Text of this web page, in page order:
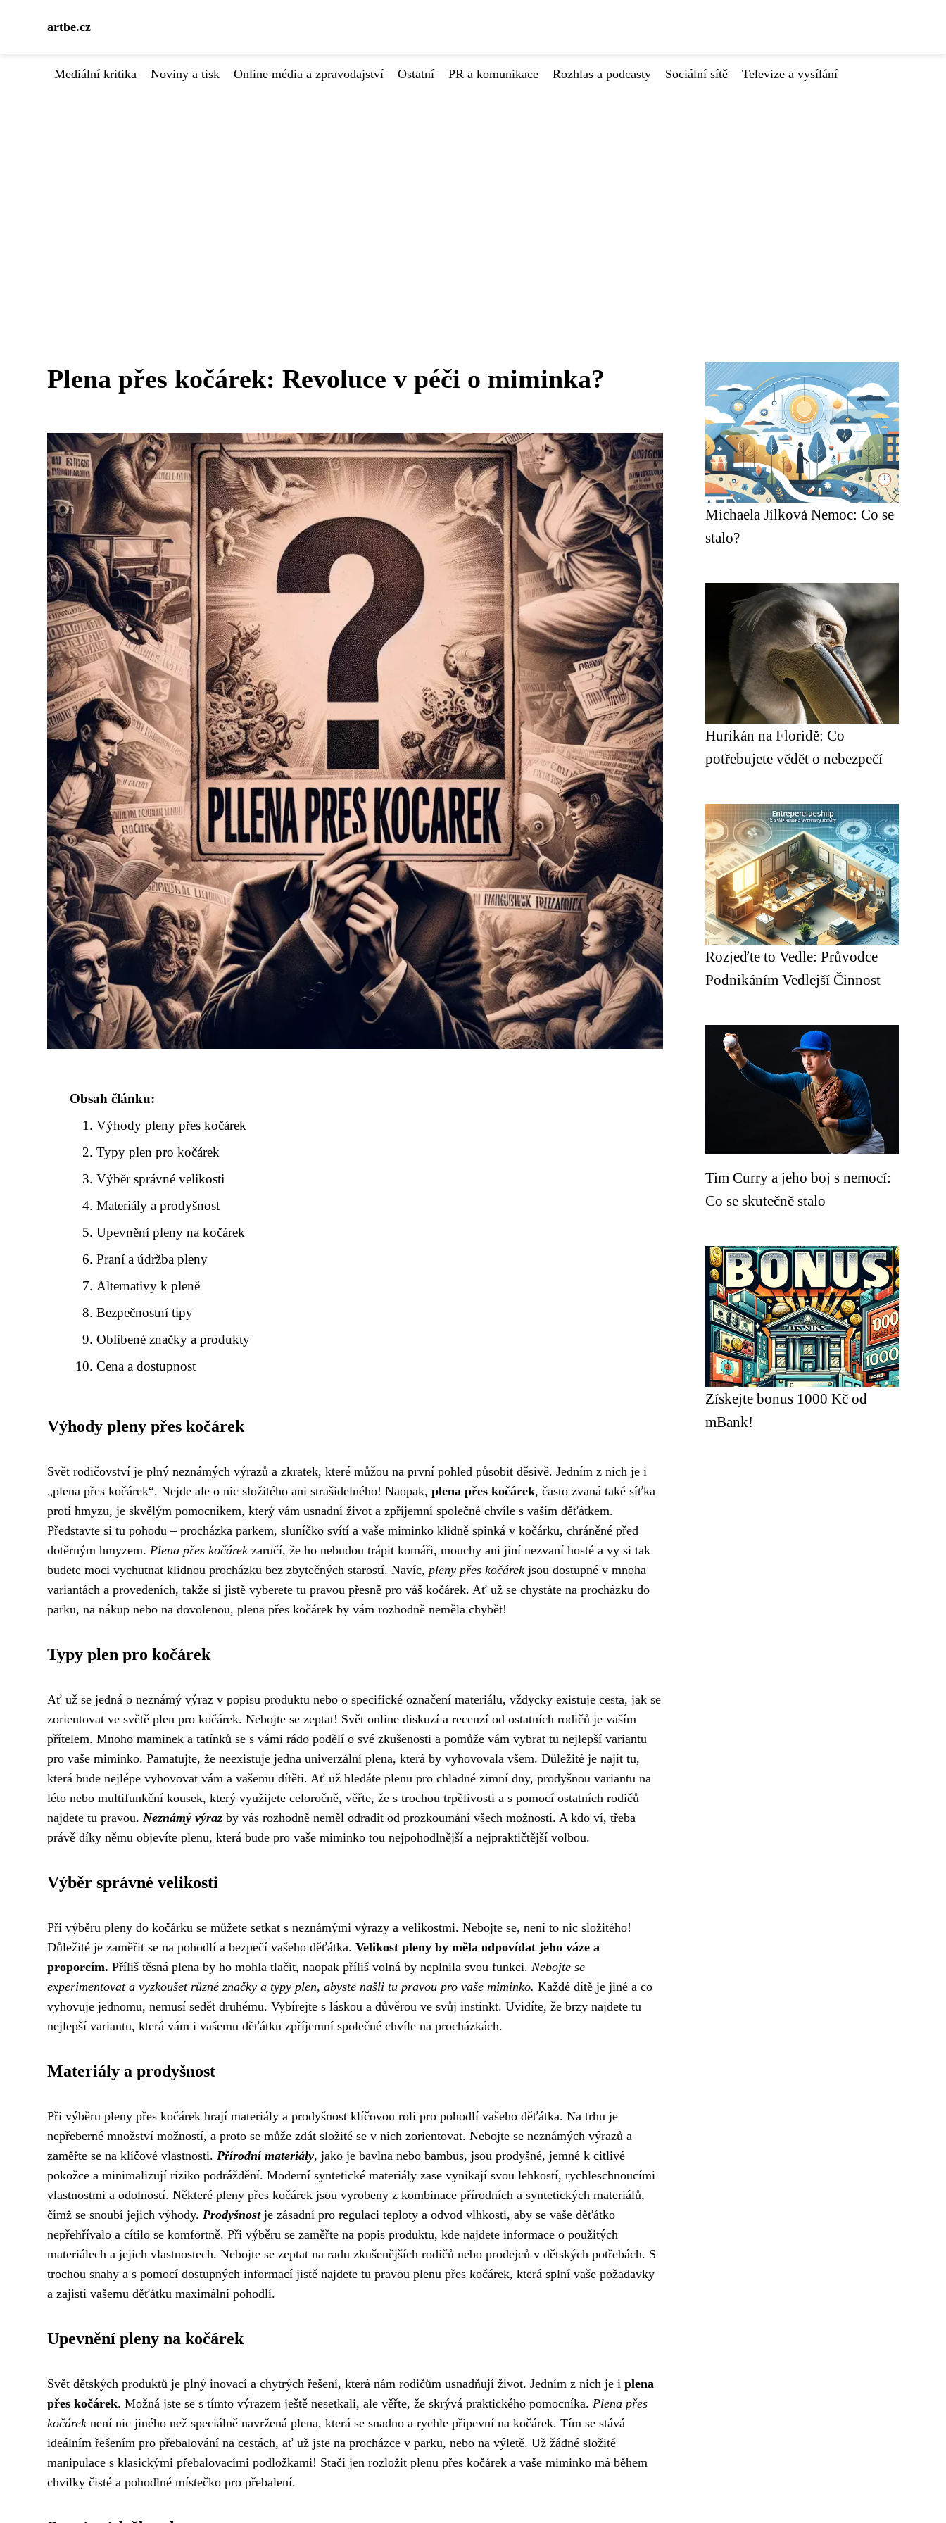
artbe.cz
Mediální kritika Noviny a tisk Online média a zpravodajství Ostatní PR a komunikace Rozhlas a podcasty Sociální sítě Televize a vysílání
Plena přes kočárek: Revoluce v péči o miminka?
Obsah článku:
Výhody pleny přes kočárek
Typy plen pro kočárek
Výběr správné velikosti
Materiály a prodyšnost
Upevnění pleny na kočárek
Praní a údržba pleny
Alternativy k pleně
Bezpečnostní tipy
Oblíbené značky a produkty
Cena a dostupnost
Výhody pleny přes kočárek
Svět rodičovství je plný neznámých výrazů a zkratek, které můžou na první pohled působit děsivě. Jedním z nich je i
„plena přes kočárek“. Nejde ale o nic složitého ani strašidelného! Naopak, plena přes kočárek, často zvaná také síťka
proti hmyzu, je skvělým pomocníkem, který vám usnadní život a zpříjemní společné chvíle s vaším děťátkem.
Představte si tu pohodu – procházka parkem, sluníčko svítí a vaše miminko klidně spinká v kočárku, chráněné před
dotěrným hmyzem. Plena přes kočárek zaručí, že ho nebudou trápit komáři, mouchy ani jiní nezvaní hosté a vy si tak
budete moci vychutnat klidnou procházku bez zbytečných starostí. Navíc, pleny přes kočárek jsou dostupné v mnoha
variantách a provedeních, takže si jistě vyberete tu pravou přesně pro váš kočárek. Ať už se chystáte na procházku do
parku, na nákup nebo na dovolenou, plena přes kočárek by vám rozhodně neměla chybět!
Typy plen pro kočárek
Ať už se jedná o neznámý výraz v popisu produktu nebo o specifické označení materiálu, vždycky existuje cesta, jak se
zorientovat ve světě plen pro kočárek. Nebojte se zeptat! Svět online diskuzí a recenzí od ostatních rodičů je vaším
přítelem. Mnoho maminek a tatínků se s vámi rádo podělí o své zkušenosti a pomůže vám vybrat tu nejlepší variantu
pro vaše miminko. Pamatujte, že neexistuje jedna univerzální plena, která by vyhovovala všem. Důležité je najít tu,
která bude nejlépe vyhovovat vám a vašemu dítěti. Ať už hledáte plenu pro chladné zimní dny, prodyšnou variantu na
léto nebo multifunkční kousek, který využijete celoročně, věřte, že s trochou trpělivosti a s pomocí ostatních rodičů
najdete tu pravou. Neznámý výraz by vás rozhodně neměl odradit od prozkoumání všech možností. A kdo ví, třeba
právě díky němu objevíte plenu, která bude pro vaše miminko tou nejpohodlnější a nejpraktičtější volbou.
Výběr správné velikosti
Při výběru pleny do kočárku se můžete setkat s neznámými výrazy a velikostmi. Nebojte se, není to nic složitého!
Důležité je zaměřit se na pohodlí a bezpečí vašeho děťátka. Velikost pleny by měla odpovídat jeho váze a
proporcím. Příliš těsná plena by ho mohla tlačit, naopak příliš volná by neplnila svou funkci. Nebojte se
experimentovat a vyzkoušet různé značky a typy plen, abyste našli tu pravou pro vaše miminko. Každé dítě je jiné a co
vyhovuje jednomu, nemusí sedět druhému. Vybírejte s láskou a důvěrou ve svůj instinkt. Uvidíte, že brzy najdete tu
nejlepší variantu, která vám i vašemu děťátku zpříjemní společné chvíle na procházkách.
Materiály a prodyšnost
Při výběru pleny přes kočárek hrají materiály a prodyšnost klíčovou roli pro pohodlí vašeho děťátka. Na trhu je
nepřeberné množství možností, a proto se může zdát složité se v nich zorientovat. Nebojte se neznámých výrazů a
zaměřte se na klíčové vlastnosti. Přírodní materiály, jako je bavlna nebo bambus, jsou prodyšné, jemné k citlivé
pokožce a minimalizují riziko podráždění. Moderní syntetické materiály zase vynikají svou lehkostí, rychleschnoucími
vlastnostmi a odolností. Některé pleny přes kočárek jsou vyrobeny z kombinace přírodních a syntetických materiálů,
čímž se snoubí jejich výhody. Prodyšnostje zásadní pro regulaci teploty a odvod vlhkosti, aby se vaše děťátko
nepřehřívalo a cítilo se komfortně. Při výběru se zaměřte na popis produktu, kde najdete informace o použitých
materiálech a jejich vlastnostech. Nebojte se zeptat na radu zkušenějších rodičů nebo prodejců v dětských potřebách. S
trochou snahy a s pomocí dostupných informací jistě najdete tu pravou plenu přes kočárek, která splní vaše požadavky
a zajistí vašemu děťátku maximální pohodlí.
Upevnění pleny na kočárek
Svět dětských produktů je plný inovací a chytrých řešení, která nám rodičům usnadňují život. Jedním z nich je i plena
přes kočárek. Možná jste se s tímto výrazem ještě nesetkali, ale věřte, že skrývá praktického pomocníka. Plena přes
kočárek není nic jiného než speciálně navržená plena, která se snadno a rychle připevní na kočárek. Tím se stává
ideálním řešením pro přebalování na cestách, ať už jste na procházce v parku, nebo na výletě. Už žádné složité
manipulace s klasickými přebalovacími podložkami! Stačí jen rozložit plenu přes kočárek a vaše miminko má během
chvilky čisté a pohodlné místečko pro přebalení.
Michaela Jílková Nemoc: Co se
stalo?
Hurikán na Floridě: Co
potřebujete vědět o nebezpečí
Rozjeďte to Vedle: Průvodce
Podnikáním Vedlejší Činnost
Tim Curry a jeho boj s nemocí:
Co se skutečně stalo
Získejte bonus 1000 Kč od
mBank!